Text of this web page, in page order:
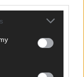
– vier sicher,
ESC wirklich fair?